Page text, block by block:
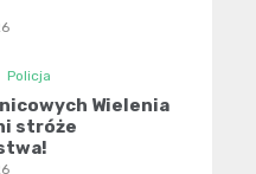
Policja
Wielenia
stróże